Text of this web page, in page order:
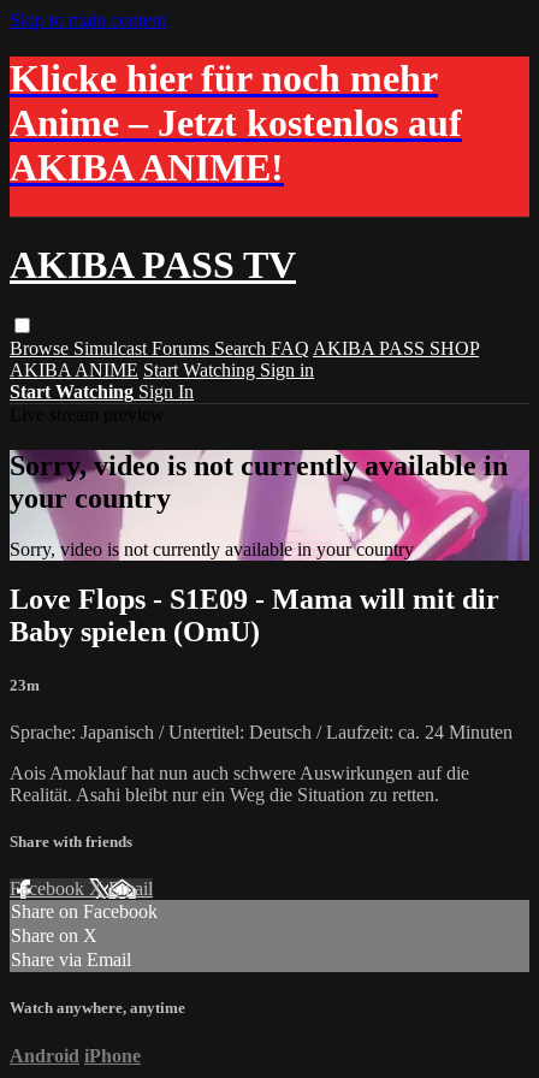
Skip to main content
Klicke hier für noch mehr
Anime – Jetzt kostenlos auf
AKIBA ANIME!
AKIBA PASS TV
Browse Simulcast Forums Search FAQ AKIBA PASS SHOP
AKIBA ANIME Start Watching Sign in
Start Watching Sign In
Sorry, video is not currently available in
your country
Sorry, video is not currently available in your country
Love Flops - S1E09 - Mama will mit dir
Baby spielen (OmU)
23m
Sprache: Japanisch / Untertitel: Deutsch / Laufzeit: ca. 24 Minuten
Aois Amoklauf hat nun auch schwere Auswirkungen auf die
Realität. Asahi bleibt nur ein Weg die Situation zu retten.
Share with friends
Facebook XEmail
Share on Facebook
Share on X
Share via Email
Watch anywhere, anytime
Android iPhone